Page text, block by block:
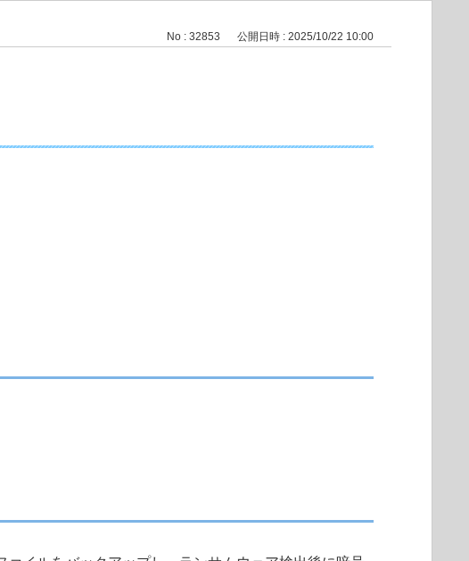
No : 32853 公開日時 : 2025/10/22 10:00